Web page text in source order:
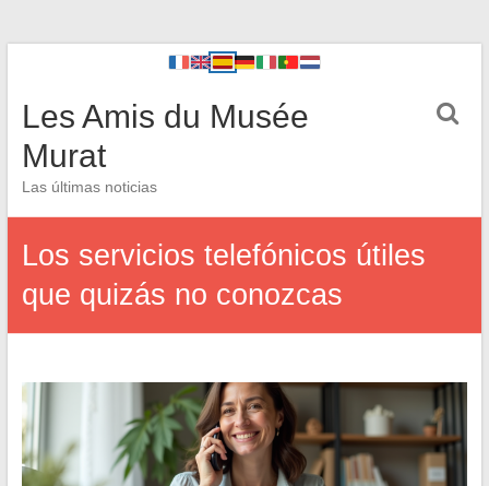
Les Amis du Musée
Murat
Las últimas noticias
Los servicios telefónicos útiles
que quizás no conozcas